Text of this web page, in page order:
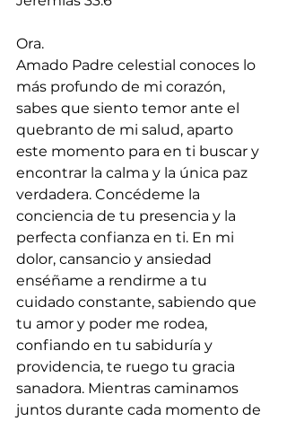
Ora.
Amado Padre celestial conoces lo
más profundo de mi corazón,
sabes que siento temor ante el
quebranto de mi salud, aparto
este momento para en ti buscar y
encontrar la calma y la única paz
verdadera. Concédeme la
conciencia de tu presencia y la
perfecta confianza en ti. En mi
dolor, cansancio y ansiedad
enséñame a rendirme a tu
cuidado constante, sabiendo que
tu amor y poder me rodea,
confiando en tu sabiduría y
providencia, te ruego tu gracia
sanadora. Mientras caminamos
juntos durante cada momento de